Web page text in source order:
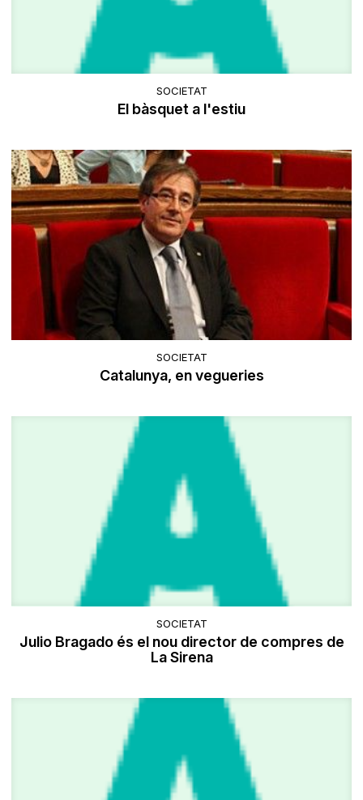
SOCIETAT
El bàsquet a l'estiu
SOCIETAT
Catalunya, en vegueries
SOCIETAT
Julio Bragado és el nou director de compres de
La Sirena